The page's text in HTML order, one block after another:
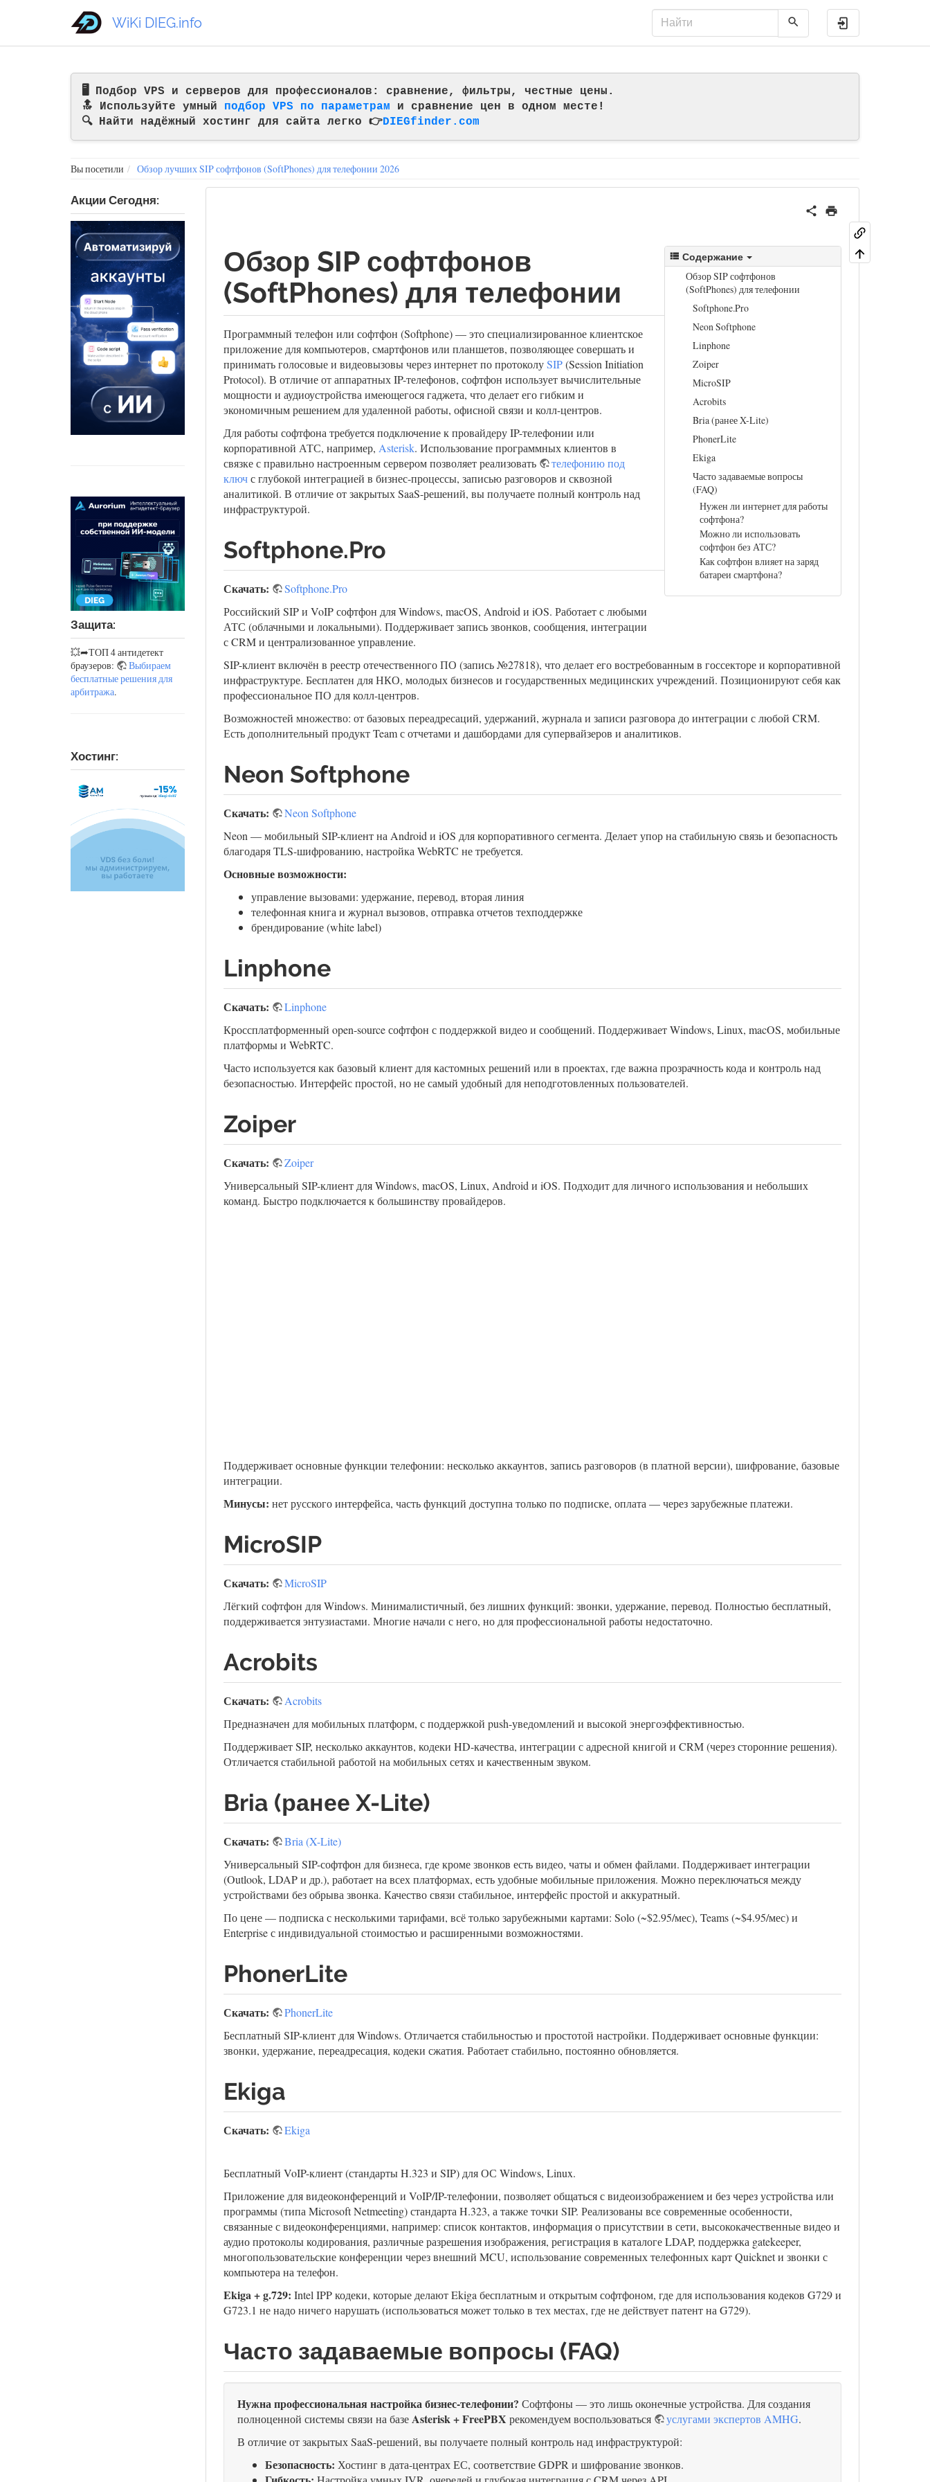
🖥️ Подбор VPS и серверов для профессионалов: сравнение, фильтры, честные цены.
🔝 Используйте умный подбор VPS по параметрам и сравнение цен в одном месте!
🔍 Найти надёжный хостинг для сайта легко 👉DIEGfinder.com
WiKi DIEG.info
Вы посетили Обзор лучших SIP софтфонов (SoftPhones) для телефонии 2026
Акции Сегодня:
Защита:
💥➦ТОП 4 антидетект
браузеров:
Выбираем
бесплатные решения для
арбитража.
Хостинг:
Содержание
Обзор SIP софтфонов
(SoftPhones) для телефонии
Softphone.Pro
Neon Softphone
Linphone
Zoiper
MicroSIP
Acrobits
Bria (ранее X-Lite)
PhonerLite
Ekiga
Часто задаваемые вопросы
(FAQ)
Нужен ли интернет для работы
софтфона?
Можно ли использовать
софтфон без АТС?
Как софтфон влияет на заряд
батареи смартфона?
Обзор SIP софтфонов
(SoftPhones) для телефонии
Программный телефон или софтфон (Softphone) — это специализированное клиентское
приложение для компьютеров, смартфонов или планшетов, позволяющее совершать и
принимать голосовые и видеовызовы через интернет по протоколуSIP(Session Initiation
Protocol). В отличие от аппаратных IP-телефонов, софтфон использует вычислительные
мощности и аудиоустройства имеющегося гаджета, что делает его гибким и
экономичным решением для удаленной работы, офисной связи и колл-центров.
Для работы софтфона требуется подключение к провайдеру IP-телефонии или
корпоративной АТС, например, Asterisk. Использование программных клиентов в
связке с правильно настроенным сервером позволяет реализовать
телефонию под
ключс глубокой интеграцией в бизнес-процессы, записью разговоров и сквозной
аналитикой. В отличие от закрытых SaaS-решений, вы получаете полный контроль над
инфраструктурой.
Softphone.Pro
Скачать:
Softphone.Pro
Российский SIP и VoIP софтфон для Windows, macOS, Android и iOS. Работает с любыми
АТС (облачными и локальными). Поддерживает запись звонков, сообщения, интеграции
с CRM и централизованное управление.
SIP-клиент включён в реестр отечественного ПО (запись №27818), что делает его востребованным в госсекторе и корпоративной
инфраструктуре. Бесплатен для НКО, молодых бизнесов и государственных медицинских учреждений. Позиционируют себя как
профессиональное ПО для колл-центров.
Возможностей множество: от базовых переадресаций, удержаний, журнала и записи разговора до интеграции с любой CRM.
Есть дополнительный продукт Team с отчетами и дашбордами для супервайзеров и аналитиков.
Neon Softphone
Скачать:
Neon Softphone
Neon — мобильный SIP-клиент на Android и iOS для корпоративного сегмента. Делает упор на стабильную связь и безопасность
благодаря TLS-шифрованию, настройка WebRTC не требуется.
Основные возможности:
управление вызовами: удержание, перевод, вторая линия
телефонная книга и журнал вызовов, отправка отчетов техподдержке
брендирование (white label)
Linphone
Скачать:
Linphone
Кроссплатформенный open-source софтфон с поддержкой видео и сообщений. Поддерживает Windows, Linux, macOS, мобильные
платформы и WebRTC.
Часто используется как базовый клиент для кастомных решений или в проектах, где важна прозрачность кода и контроль над
безопасностью. Интерфейс простой, но не самый удобный для неподготовленных пользователей.
Zoiper
Скачать:
Zoiper
Универсальный SIP-клиент для Windows, macOS, Linux, Android и iOS. Подходит для личного использования и небольших
команд. Быстро подключается к большинству провайдеров.
Поддерживает основные функции телефонии: несколько аккаунтов, запись разговоров (в платной версии), шифрование, базовые
интеграции.
Минусы: нет русского интерфейса, часть функций доступна только по подписке, оплата — через зарубежные платежи.
MicroSIP
Скачать:
MicroSIP
Лёгкий софтфон для Windows. Минималистичный, без лишних функций: звонки, удержание, перевод. Полностью бесплатный,
поддерживается энтузиастами. Многие начали с него, но для профессиональной работы недостаточно.
Acrobits
Скачать:
Acrobits
Предназначен для мобильных платформ, с поддержкой push-уведомлений и высокой энергоэффективностью.
Поддерживает SIP, несколько аккаунтов, кодеки HD-качества, интеграции с адресной книгой и CRM (через сторонние решения).
Отличается стабильной работой на мобильных сетях и качественным звуком.
Bria (ранее X-Lite)
Скачать:
Bria (X-Lite)
Универсальный SIP-софтфон для бизнеса, где кроме звонков есть видео, чаты и обмен файлами. Поддерживает интеграции
(Outlook, LDAP и др.), работает на всех платформах, есть удобные мобильные приложения. Можно переключаться между
устройствами без обрыва звонка. Качество связи стабильное, интерфейс простой и аккуратный.
По цене — подписка с несколькими тарифами, всё только зарубежными картами: Solo (~$2.95/мес), Teams (~$4.95/мес) и
Enterprise с индивидуальной стоимостью и расширенными возможностями.
PhonerLite
Скачать:
PhonerLite
Бесплатный SIP-клиент для Windows. Отличается стабильностью и простотой настройки. Поддерживает основные функции:
звонки, удержание, переадресация, кодеки сжатия. Работает стабильно, постоянно обновляется.
Ekiga
Скачать: Ekiga
Бесплатный VoIP-клиент (стандарты H.323 и SIP) для ОС Windows, Linux.
Приложение для видеоконференций и VoIP/IP-телефонии, позволяет общаться с видеоизображением и без через устройства или
программы (типа Microsoft Netmeeting) стандарта H.323, а также точки SIP. Реализованы все современные особенности,
связанные с видеоконференциями, например: список контактов, информация о присутствии в сети, высококачественные видео и
аудио протоколы кодирования, различные разрешения изображения, регистрация в каталоге LDAP, поддержка gatekeeper,
многопользовательские конференции через внешний MCU, использование современных телефонных карт Quicknet и звонки с
компьютера на телефон.
Ekiga + g.729: Intel IPP кодеки, которые делают Ekiga бесплатным и открытым софтфоном, где для использования кодеков G729 и
G723.1 не надо ничего нарушать (использоваться может только в тех местах, где не действует патент на G729).
Часто задаваемые вопросы (FAQ)
Нужна профессиональная настройка бизнес-телефонии? Софтфоны — это лишь оконечные устройства. Для создания
полноценной системы связи на базеAsterisk + FreePBX рекомендуем воспользоваться услугами экспертов AMHG.
В отличие от закрытых SaaS-решений, вы получаете полный контроль над инфраструктурой:
Безопасность: Хостинг в дата-центрах ЕС, соответствие GDPR и шифрование звонков.